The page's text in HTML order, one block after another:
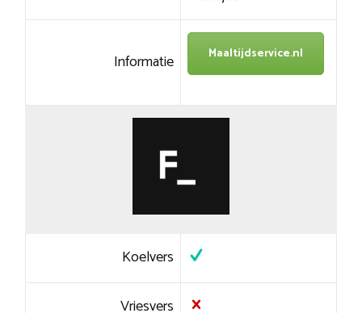
Informatie Maaltijdservice.nl
Koelvers
Vriesvers